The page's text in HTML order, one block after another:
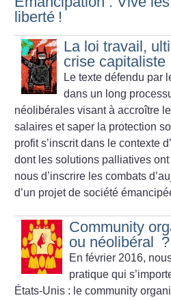
liberté !
La loi travail,
crise capitaliste
Le texte défendu par
dans un long
néolibérales visant à accroître
salaires et saper la protection
profit s’inscrit dans le contexte
dont les solutions palliatives
nous d’inscrire les combats
d’un projet de société
Community
ou néolibéral ?
En février 2016,
pratique qui
États-Unis : le community